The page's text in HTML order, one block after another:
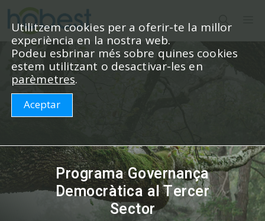
Vés
al
contingut
Programa Governança
Democràtica al Tercer
Sector
Utilitzem cookies per a oferir-te la millor
experiència en la nostra web.
Podeu esbrinar més sobre quines cookies
estem utilitzant o desactivar-les en
parèmetres.
Aceptar